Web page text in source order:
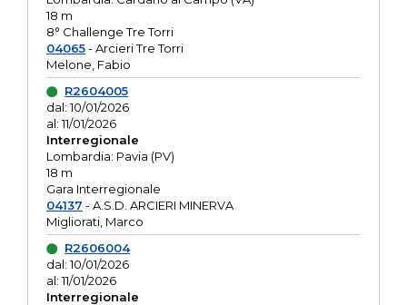
18 m
8° Challenge Tre Torri
04065- Arcieri Tre Torri
Melone, Fabio
R2604005
dal: 10/01/2026
al: 11/01/2026
Interregionale
Lombardia: Pavia (PV)
18 m
Gara Interregionale
04137 - A.S.D. ARCIERI MINERVA
Migliorati, Marco
R2606004
dal: 10/01/2026
al: 11/01/2026
Interregionale